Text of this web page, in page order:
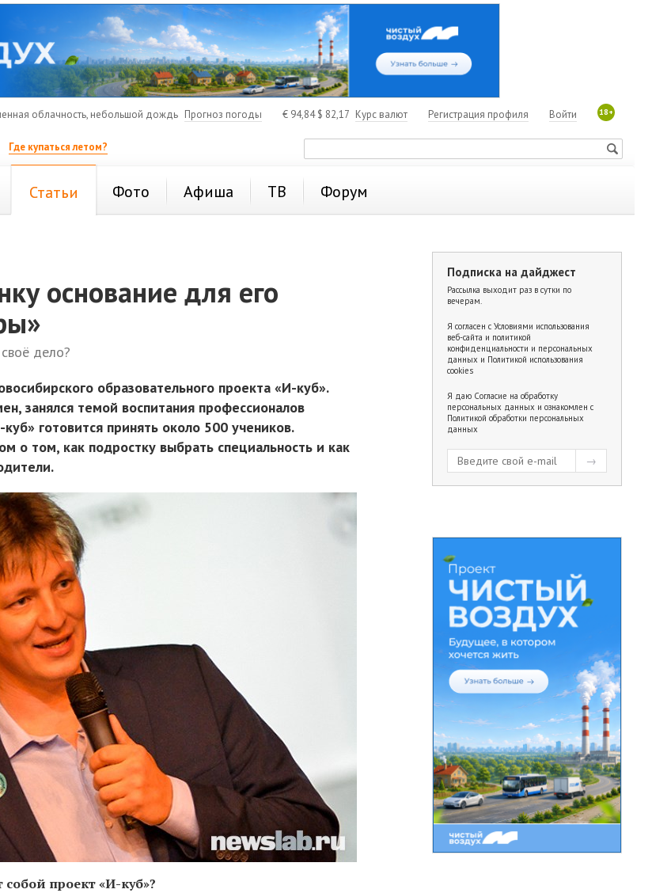
облачность, небольшой дождь Прогноз погоды € 94,84$ 82,17 Курс валют 18+
Войти
Регистрация профиля
Где купаться летом?
Статьи Фото Афиша ТВ Форум
основание для его
дело?
образовательного проекта «И-куб».
занялся темой воспитания профессионалов
готовится принять около 500 учеников.
о том, как подростку выбрать специальность и как
собой проект «И-куб»?
Подписка на дайджест
Рассылка выходит раз в сутки по
вечерам.
Я согласен с Условиями использования
веб-сайта и политикой
конфиденциальности и персональных
данных и Политикой использования
cookies
Я даю Согласие на обработку
персональных данных и ознакомлен с
Политикой обработки персональных
данных